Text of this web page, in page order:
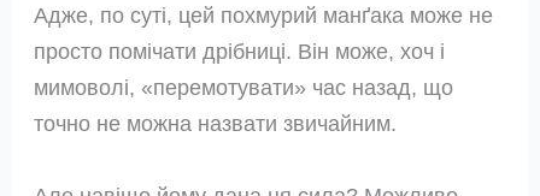
Адже, по суті, цей похмурий манґака може не
просто помічати дрібниці. Він може, хоч і
мимоволі, «перемотувати» час назад, що
точно не можна назвати звичайним.